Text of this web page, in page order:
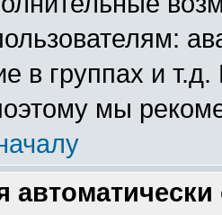
в группах и
мы
автоматически